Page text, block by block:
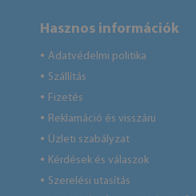
Hasznos információk
● Adatvédelmi politika
● Szállítás
● Fizetés
● Reklamáció és visszáru
● Üzleti szabályzat
● Kérdések és válaszok
● Szerelési utasítás